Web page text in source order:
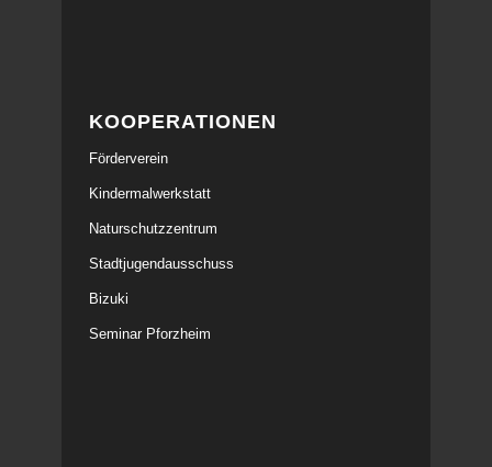
KOOPERATIONEN
Förderverein
Kindermalwerkstatt
Naturschutzzentrum
Stadtjugendausschuss
Bizuki
Seminar Pforzheim